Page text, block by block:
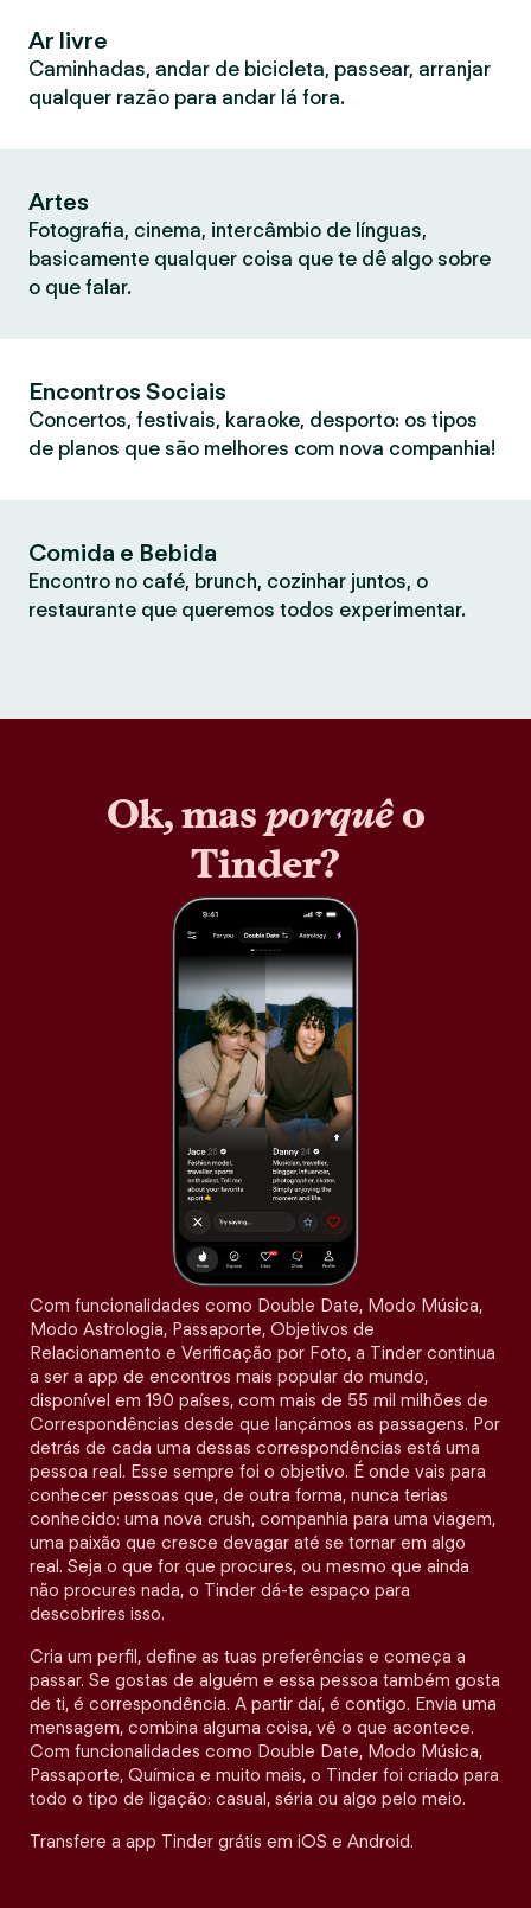
Ar livre
Caminhadas, andar de bicicleta, passear, arranjar
qualquer razão para andar lá fora.
Artes
Fotografia, cinema, intercâmbio de línguas,
basicamente qualquer coisa que te dê algo sobre
o que falar.
Encontros Sociais
Concertos, festivais, karaoke, desporto: os tipos
de planos que são melhores com nova companhia!
Comida e Bebida
Encontro no café, brunch, cozinhar juntos, o
restaurante que queremos todos experimentar.
Ok, masporquêo
Tinder?
Com funcionalidades como Double Date, Modo Música,
Modo Astrologia, Passaporte, Objetivos de
Relacionamento e Verificação por Foto, a Tinder continua
a ser a app de encontros mais popular do mundo,
disponível em 190 países, com mais de 55 mil milhões de
Correspondências desde que lançámos as passagens. Por
detrás de cada uma dessas correspondências está uma
pessoa real. Esse sempre foi o objetivo. É onde vais para
conhecer pessoas que, de outra forma, nunca terias
conhecido: uma nova crush, companhia para uma viagem,
uma paixão que cresce devagar até se tornar em algo
real. Seja o que for que procures, ou mesmo que ainda
não procures nada, o Tinder dá-te espaço para
descobrires isso.
Cria um perfil, define as tuas preferências e começa a
passar. Se gostas de alguém e essa pessoa também gosta
de ti, é correspondência. A partir daí, é contigo. Envia uma
mensagem, combina alguma coisa, vê o que acontece.
Com funcionalidades como Double Date, Modo Música,
Passaporte, Química e muito mais, o Tinder foi criado para
todo o tipo de ligação: casual, séria ou algo pelo meio.
Transfere a app Tinder grátis em iOS e Android.